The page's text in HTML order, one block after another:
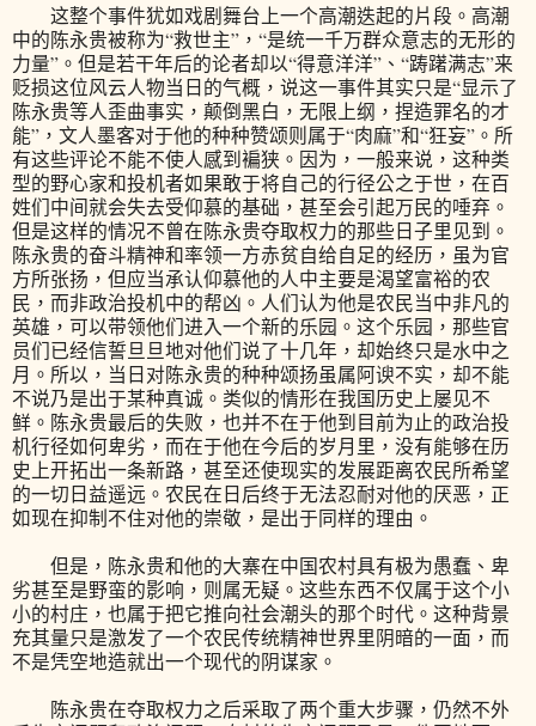
这整个事件犹如戏剧舞台上一个高潮迭起的片段。高潮
中的陈永贵被称为“救世主”，“是统一千万群众意志的无形的
力量”。但是若干年后的论者却以“得意洋洋”、“踌躇满志”来
贬损这位风云人物当日的气概，说这一事件其实只是“显示了
陈永贵等人歪曲事实，颠倒黑白，无限上纲，捏造罪名的才
能”，文人墨客对于他的种种赞颂则属于“肉麻”和“狂妄”。所
有这些评论不能不使人感到褊狭。因为，一般来说，这种类
型的野心家和投机者如果敢于将自己的行径公之于世，在百
姓们中间就会失去受仰慕的基础，甚至会引起万民的唾弃。
但是这样的情况不曾在陈永贵夺取权力的那些日子里见到。
陈永贵的奋斗精神和率领一方赤贫自给自足的经历，虽为官
方所张扬，但应当承认仰慕他的人中主要是渴望富裕的农
民，而非政治投机中的帮凶。人们认为他是农民当中非凡的
英雄，可以带领他们进入一个新的乐园。这个乐园，那些官
员们已经信誓旦旦地对他们说了十几年，却始终只是水中之
月。所以，当日对陈永贵的种种颂扬虽属阿谀不实，却不能
不说乃是出于某种真诚。类似的情形在我国历史上屡见不
鲜。陈永贵最后的失败，也并不在于他到目前为止的政治投
机行径如何卑劣，而在于他在今后的岁月里，没有能够在历
史上开拓出一条新路，甚至还使现实的发展距离农民所希望
的一切日益遥远。农民在日后终于无法忍耐对他的厌恶，正
如现在抑制不住对他的崇敬，是出于同样的理由。
但是，陈永贵和他的大寨在中国农村具有极为愚蠢、卑
劣甚至是野蛮的影响，则属无疑。这些东西不仅属于这个小
小的村庄，也属于把它推向社会潮头的那个时代。这种背景
充其量只是激发了一个农民传统精神世界里阴暗的一面，而
不是凭空地造就出一个现代的阴谋家。
陈永贵在夺取权力之后采取了两个重大步骤，仍然不外